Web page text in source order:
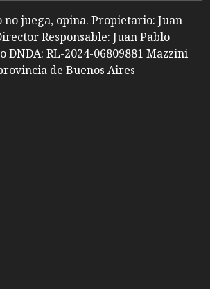
no juega, opina. Propietario: Juan
Responsable: Juan Pablo
DNDA: RL-2024-06809881 Mazzini
de Buenos Aires